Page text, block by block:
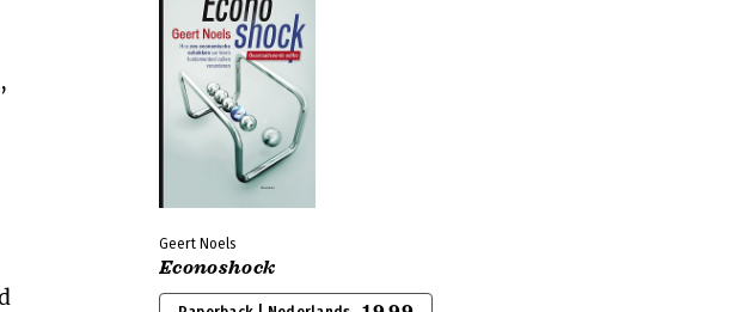
Geert Noels
Econoshock